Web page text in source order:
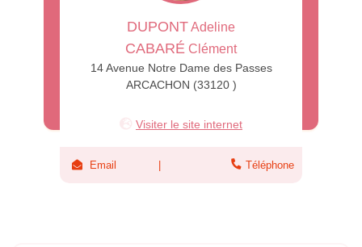
DUPONTAdeline
CABARÉ Clément
14 Avenue Notre Dame des Passes
ARCACHON (33120 )
Visiter le site internet
Email Téléphone